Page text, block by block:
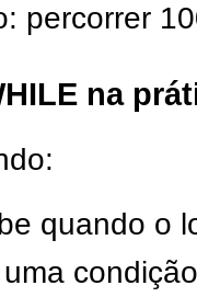
percorrer
na
quando o